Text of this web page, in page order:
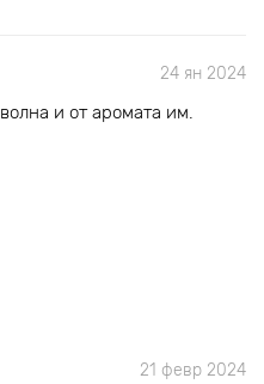
24 ян 2024
и от аромата им.
21 февр 2024